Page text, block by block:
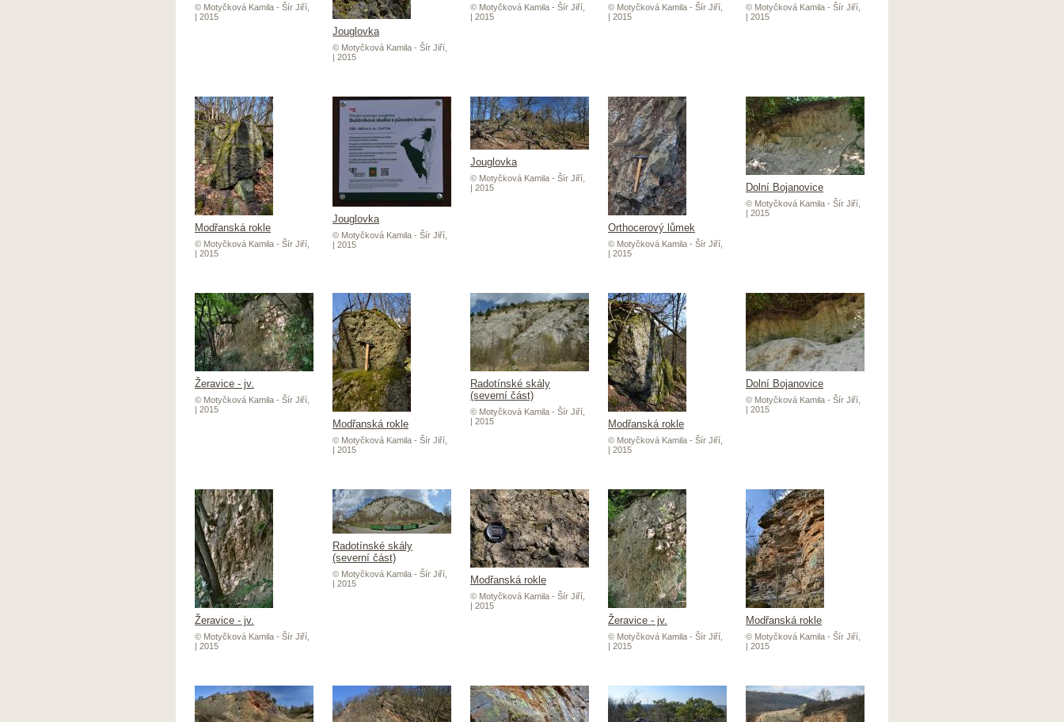
© Motyčková Kamila - Šír Jiří,
| 2015
Jouglovka
© Motyčková Kamila - Šír Jiří,
| 2015
© Motyčková Kamila - Šír Jiří,
| 2015
© Motyčková Kamila - Šír Jiří,
| 2015
© Motyčková Kamila - Šír Jiří,
| 2015
Modřanská rokle
© Motyčková Kamila - Šír Jiří,
| 2015
Jouglovka
© Motyčková Kamila - Šír Jiří,
| 2015
Jouglovka
© Motyčková Kamila - Šír Jiří,
| 2015
Orthocerový lůmek
© Motyčková Kamila - Šír Jiří,
| 2015
Dolní Bojanovice
© Motyčková Kamila - Šír Jiří,
| 2015
Žeravice - jv.
© Motyčková Kamila - Šír Jiří,
| 2015
Modřanská rokle
© Motyčková Kamila - Šír Jiří,
| 2015
Radotínské skály
(severní část)
© Motyčková Kamila - Šír Jiří,
| 2015
Modřanská rokle
© Motyčková Kamila - Šír Jiří,
| 2015
Dolní Bojanovice
© Motyčková Kamila - Šír Jiří,
| 2015
Žeravice - jv.
© Motyčková Kamila - Šír Jiří,
| 2015
Radotínské skály
(severní část)
© Motyčková Kamila - Šír Jiří,
| 2015
Modřanská rokle
© Motyčková Kamila - Šír Jiří,
| 2015
Žeravice - jv.
© Motyčková Kamila - Šír Jiří,
| 2015
Modřanská rokle
© Motyčková Kamila - Šír Jiří,
| 2015